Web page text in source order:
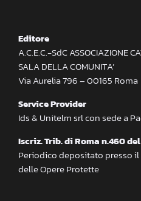
Editore
A.C.E.C.-SdC ASSOCIAZIONE
SALA DELLA COMUNITA’
Via Aurelia 796 – 00165 Roma
Service Provider
Ids & Unitelm srl con sede a
Iscriz. Trib. di Roma n.460
Periodico depositato presso
delle Opere Protette